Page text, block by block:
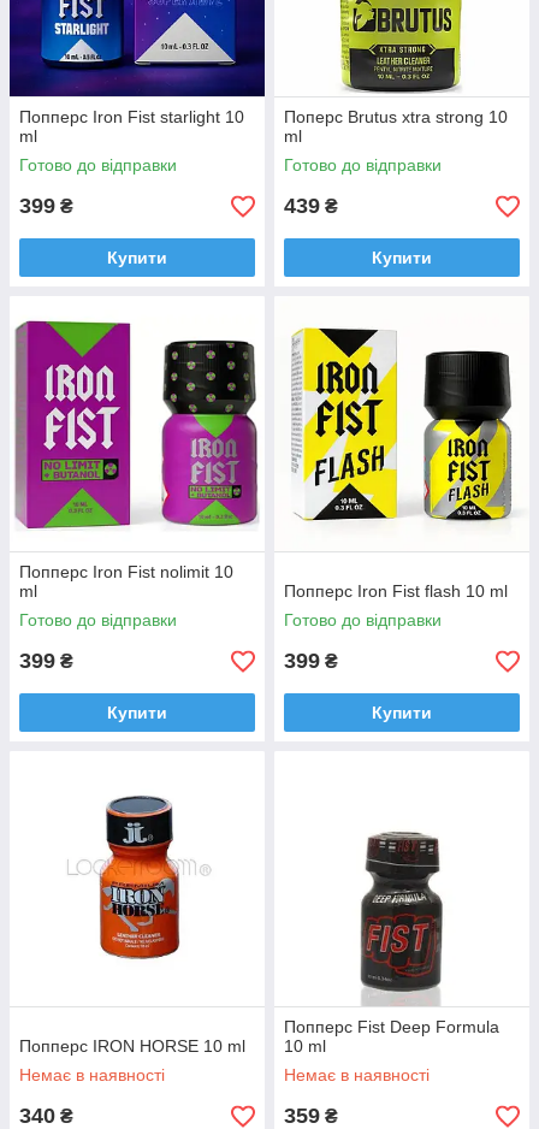
Попперс Iron Fist starlight 10
ml
Готово до відправки
399 ₴
Купити
Поперс Brutus xtra strong 10
ml
Готово до відправки
439 ₴
Купити
Попперс Iron Fist nolimit 10
ml
Готово до відправки
399 ₴
Купити
Попперс Iron Fist flash 10 ml
Готово до відправки
399 ₴
Купити
Попперс IRON HORSE 10 ml
Немає в наявності
340 ₴
Попперс Fist Deep Formula
10 ml
Немає в наявності
359 ₴